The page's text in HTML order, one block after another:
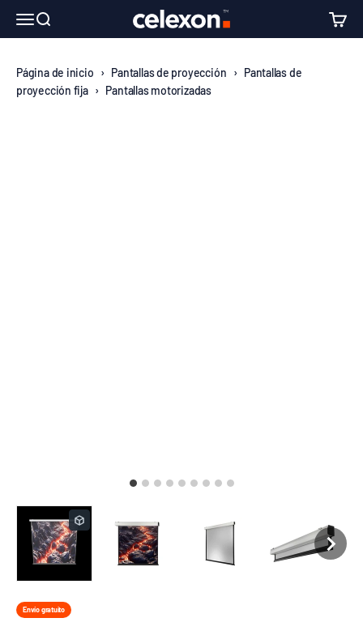
↵Skip to content
↵Skip to menu
↵Skip to footer
↵Open Accessibility Widget
Abrir menú de navegación
Abrir búsqueda celexon Europe GmbH Abrir
Página de inicio › Pantallas de proyección › Pantallas de
proyección fija › Pantallas motorizadas
Envío gratuito